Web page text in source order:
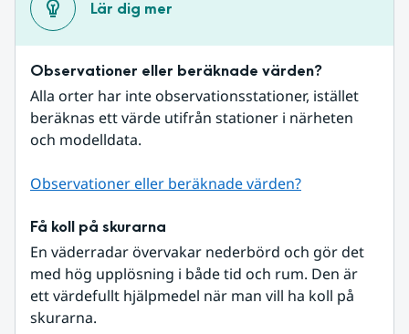
Lär dig mer
Observationer eller beräknade värden?
Alla orter har inte observationsstationer, istället
beräknas ett värde utifrån stationer i närheten
och modelldata.
Observationer eller beräknade värden?
Få koll på skurarna
En väderradar övervakar nederbörd och gör det
med hög upplösning i både tid och rum. Den är
ett värdefullt hjälpmedel när man vill ha koll på
skurarna.